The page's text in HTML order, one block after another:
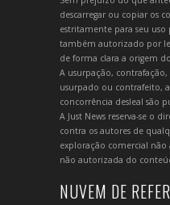
descarregar ou copiar os
estritamente para seu
também autorizado por
de forma clara a origem
A usurpação,
usurpado ou contrafeito,
concorrência desleal são
A Just News reserva-se o
contra os autores de
exploração comercial
não autorizada do
NUVEM DE